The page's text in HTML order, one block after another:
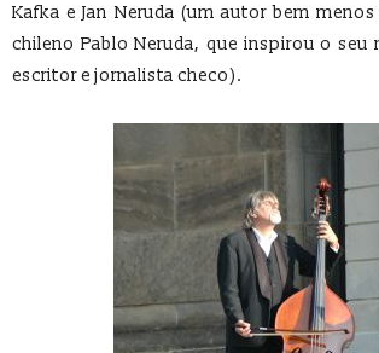
Kafka e Jan Neruda (um autor bem
chileno Pablo Neruda, que inspirou o seu
escritor e jornalista checo).